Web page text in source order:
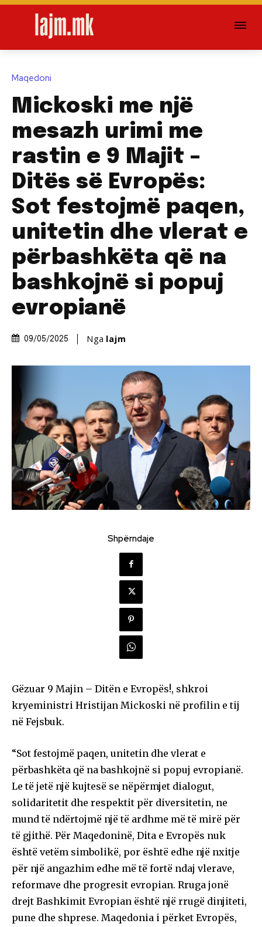
Maqedoni
Mickoski me një
mesazh urimi me
rastin e 9 Majit –
Ditës së Evropës:
Sot festojmë paqen,
unitetin dhe vlerat e
përbashkëta që na
bashkojnë si popuj
evropianë
09/05/2025 Nga lajm
Shpërndaje
Gëzuar 9 Majin – Ditën e Evropës!, shkroi
kryeministri Hristijan Mickoski në profilin e tij
në Fejsbuk.
“Sot festojmë paqen, unitetin dhe vlerat e
përbashkëta që na bashkojnë si popuj evropianë.
Le të jetë një kujtesë se nëpërmjet dialogut,
solidaritetit dhe respektit për diversitetin, ne
mund të ndërtojmë një të ardhme më të mirë për
të gjithë. Për Maqedoninë, Dita e Evropës nuk
është vetëm simbolikë, por është edhe një nxitje
për një angazhim edhe më të fortë ndaj vlerave,
reformave dhe progresit evropian. Rruga jonë
drejt Bashkimit Evropian është një rrugë dinjiteti,
pune dhe shprese. Maqedonia i përket Evropës,